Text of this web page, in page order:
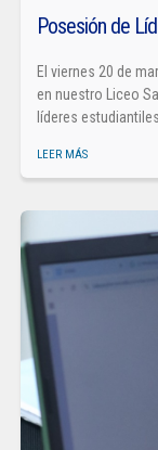
Posesión de
El viernes 20 de
en nuestro Liceo
líderes
LEER MÁS